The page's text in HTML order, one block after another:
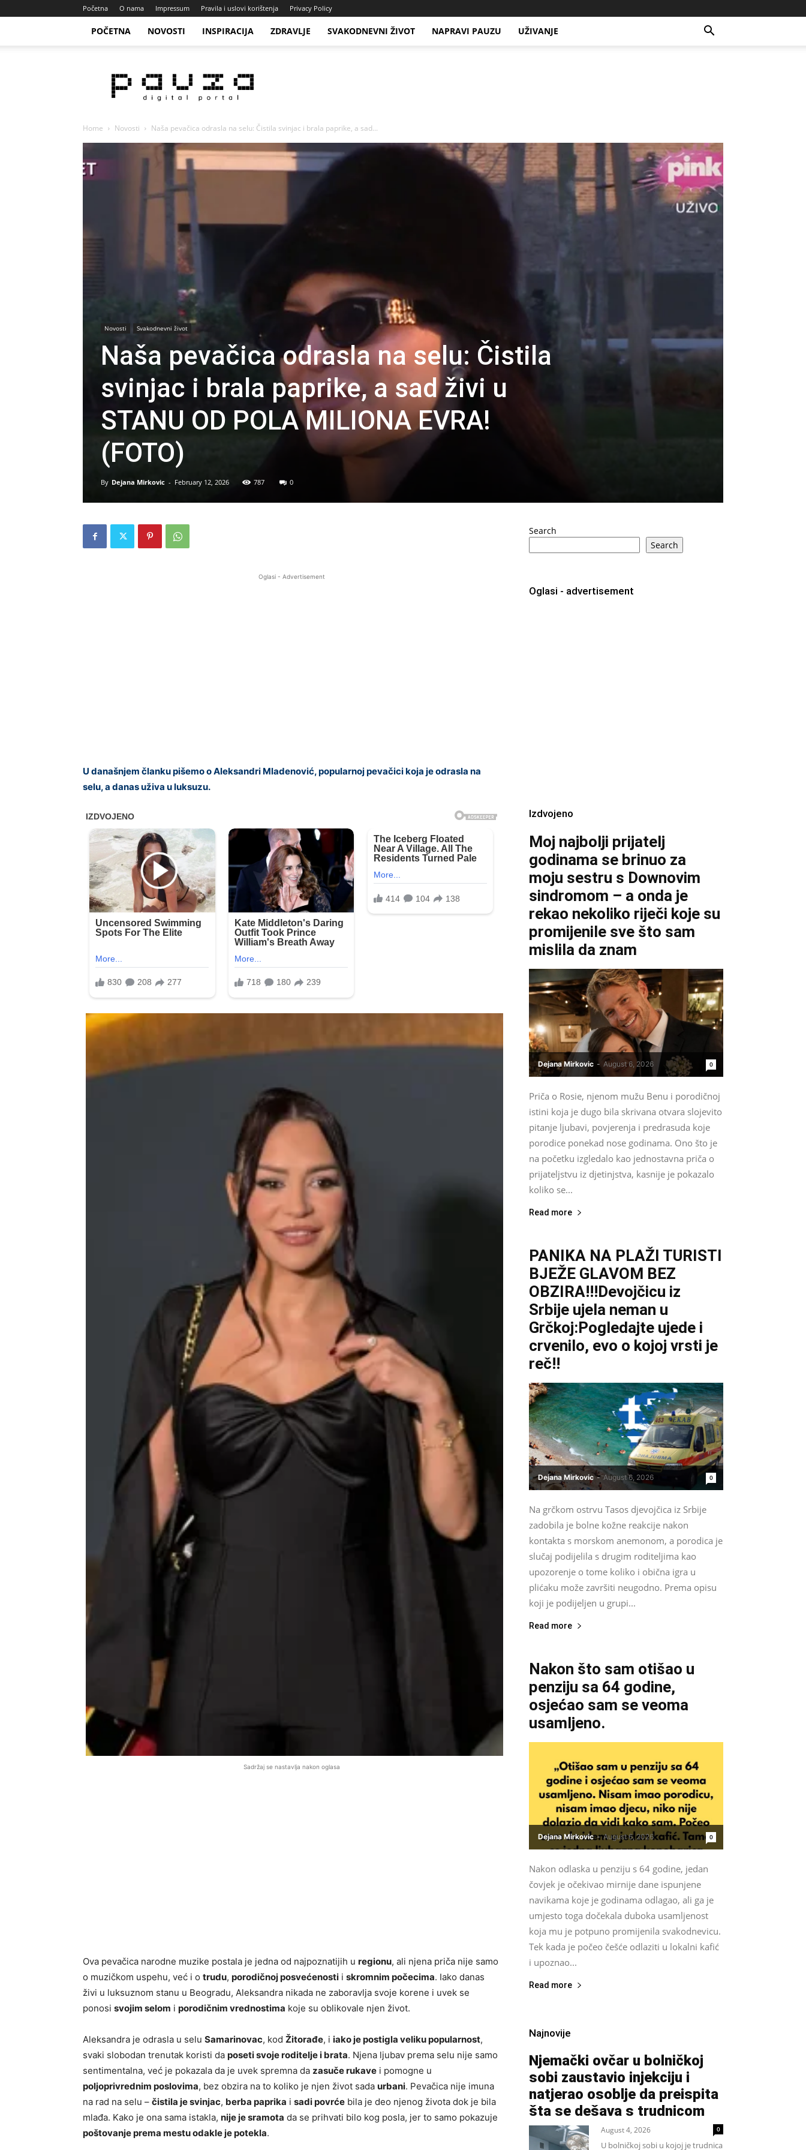
Početna O nama Impressum Pravila i uslovi korištenja Privacy Policy
POČETNA NOVOSTI INSPIRACIJA ZDRAVLJE SVAKODNEVNI ŽIVOT NAPRAVI PAUZU UŽIVANJE
Portal
Home Novosti Naša pevačica odrasla na selu: Čistila svinjac i brala paprike, a sad...
Novosti Svakodnevni život
Naša pevačica odrasla na selu: Čistila
svinjac i brala paprike, a sad živi u
STANU OD POLA MILIONA EVRA!
(FOTO)
By Dejana Mirkovic - February 12, 2026 787 0
Oglasi - Advertisement
U današnjem članku pišemo o Aleksandri Mladenović, popularnoj pevačici koja je odrasla na
selu, a danas uživa u luksuzu.
Sadržaj se nastavlja nakon oglasa
Ova pevačica narodne muzike postala je jedna od najpoznatijih u regionu, ali njena priča nije samo
o muzičkom uspehu, već i o trudu, porodičnoj posvećenosti i skromnim počecima. Iako danas
živi u luksuznom stanu u Beogradu, Aleksandra nikada ne zaboravlja svoje korene i uvek se
ponosi svojim selom i porodičnim vrednostima koje su oblikovale njen život.
Aleksandra je odrasla u selu Samarinovac, kod Žitorađe, i iako je postigla veliku popularnost,
svaki slobodan trenutak koristi da poseti svoje roditelje i brata. Njena ljubav prema selu nije samo
sentimentalna, već je pokazala da je uvek spremna da zasuče rukave i pomogne u
poljoprivrednim poslovima, bez obzira na to koliko je njen život sada urbani. Pevačica nije imuna
na rad na selu – čistila je svinjac, berba paprika i sadi povrće bila je deo njenog života dok je bila
mlađa. Kako je ona sama istakla, nije je sramota da se prihvati bilo kog posla, jer to samo pokazuje
poštovanje prema mestu odakle je potekla.
Search
Search
Oglasi - advertisement
Izdvojeno
Moj najbolji prijatelj
godinama se brinuo za
moju sestru s Downovim
sindromom – a onda je
rekao nekoliko riječi koje su
promijenile sve što sam
mislila da znam
Dejana Mirkovic - August 6, 2026 0
Priča o Rosie, njenom mužu Benu i porodičnoj
istini koja je dugo bila skrivana otvara slojevito
pitanje ljubavi, povjerenja i predrasuda koje
porodice ponekad nose godinama. Ono što je
na početku izgledalo kao jednostavna priča o
prijateljstvu iz djetinjstva, kasnije je pokazalo
koliko se...
Read more
PANIKA NA PLAŽI TURISTI
BJEŽE GLAVOM BEZ
OBZIRA!!!Devojčicu iz
Srbije ujela neman u
Grčkoj:Pogledajte ujede i
crvenilo, evo o kojoj vrsti je
reč!!
Dejana Mirkovic - August 6, 2026 0
Na grčkom ostrvu Tasos djevojčica iz Srbije
zadobila je bolne kožne reakcije nakon
kontakta s morskom anemonom, a porodica je
slučaj podijelila s drugim roditeljima kao
upozorenje o tome koliko i obična igra u
plićaku može završiti neugodno. Prema opisu
koji je podijeljen u grupi...
Read more
Nakon što sam otišao u
penziju sa 64 godine,
osjećao sam se veoma
usamljeno.
Dejana Mirkovic - August 6, 2026 0
Nakon odlaska u penziju s 64 godine, jedan
čovjek je očekivao mirnije dane ispunjene
navikama koje je godinama odlagao, ali ga je
umjesto toga dočekala duboka usamljenost
koja mu je potpuno promijenila svakodnevicu.
Tek kada je počeo češće odlaziti u lokalni kafić
i upoznao...
Read more
Najnovije
Njemački ovčar u bolničkoj
sobi zaustavio injekciju i
natjerao osoblje da preispita
šta se dešava s trudnicom
August 4, 2026 0
U bolničkoj sobi u kojoj je trudnica